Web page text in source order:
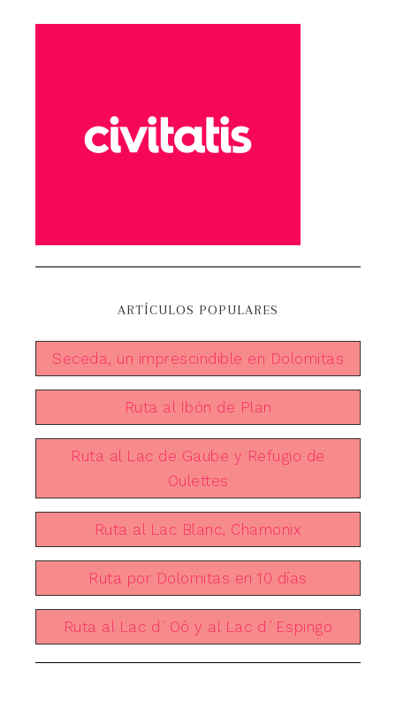
ARTÍCULOS POPULARES
Seceda, un imprescindible en Dolomitas
Ruta al Ibón de Plan
Ruta al Lac de Gaube y Refugio de
Oulettes
Ruta al Lac Blanc, Chamonix
Ruta por Dolomitas en 10 días
Ruta al Lac d´Oô y al Lac d´Espingo